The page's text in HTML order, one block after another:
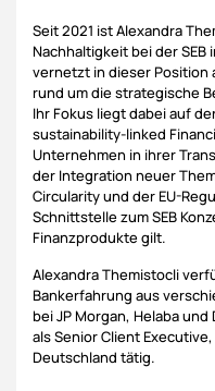
Seit 2021 ist Alexandra
Nachhaltigkeit bei der
vernetzt in dieser Position
rund um die strategische
Ihr Fokus liegt dabei auf
sustainability-linked
Unternehmen in ihrer
der Integration neuer
Circularity und der EU-
Schnittstelle zum SEB
Finanzprodukte gilt.
Alexandra Themistocli
Bankerfahrung aus
bei JP Morgan, Helaba
als Senior Client
Deutschland tätig.